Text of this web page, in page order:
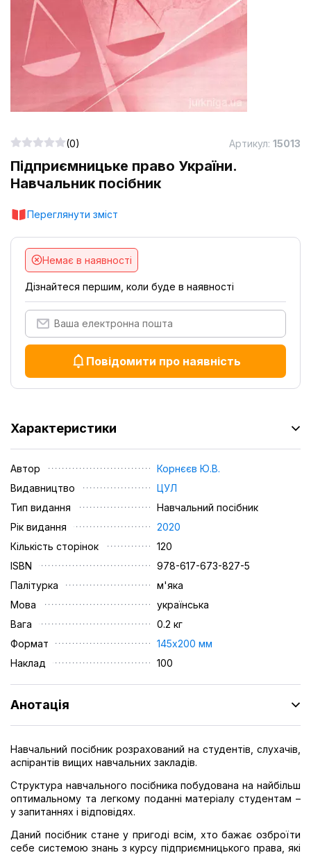
Підприємницьке право України.
Навчальник посібник
Переглянути зміст
(0) Артикул: 15013
Немає в наявності
Дізнайтеся першим, коли буде в наявності
Повідомити про наявність
Характеристики
Автор
Корнєєв Ю.В.
Видавництво
ЦУЛ
Тип видання
Навчальний посібник
Рік видання
2020
Кількість сторінок
120
ISBN
978-617-673-827-5
Палітурка
м'яка
Мова
українська
Вага
0.2 кг
Формат
145х200 мм
Наклад
100
Анотація
Навчальний посібник розрахований на студентів, слухачів,
аспірантів вищих навчальних закладів.
Структура навчального посібника побудована на найбільш
оптимальному та легкому поданні матеріалу студентам –
у запитаннях і відповідях.
Даний посібник стане у пригоді всім, хто бажає озброїти
себе системою знань з курсу підприємницького права, які